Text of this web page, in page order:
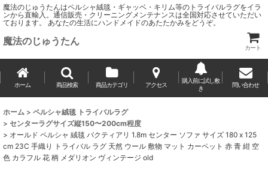
魔法のじゅうたんはペルシャ絨毯・ギャッベ・キリム等のトライバルラグをイラ
ンから直輸入。通信販売・クリーニングメンテナンスは全国対応させていただい
ております。 あなたの生活にハンドメイドのあたたかみをどうぞ。
魔法のじゅうたん
カート
ホーム 商品検索 商品カテゴリ アクセス
購入前に試し敷
き
問い合わせ
ホーム > ペルシャ絨毯 トライバルラグ
> センターラグサイズ縦150〜200cm程度
> オールド ペルシャ 絨毯 バクティアリ 1.8m センター ソファ サイズ 180 x 125
cm 23C 手織り トライバル ラグ 天然 ウール 敷物 マット カーペット 赤 青 紺 空
色 カラフル 花 柄 メダリオン ヴィンテージ old